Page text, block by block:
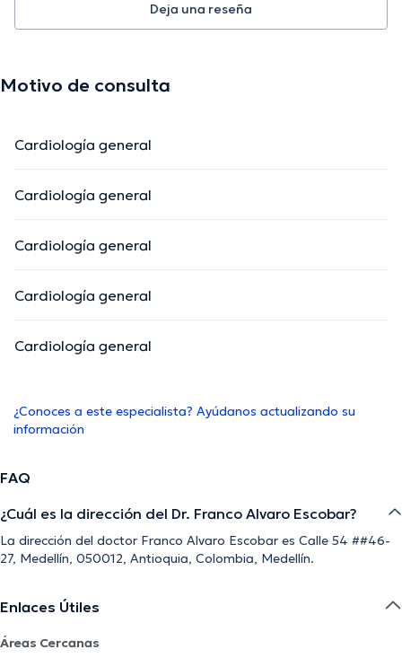
Deja una reseña
Motivo de consulta
Cardiología general
Cardiología general
Cardiología general
Cardiología general
Cardiología general
¿Conoces a este especialista? Ayúdanos actualizando su
información
FAQ
¿Cuál es la dirección del Dr. Franco Alvaro Escobar?
La dirección del doctor Franco Alvaro Escobar es Calle 54 ##46-
27, Medellín, 050012, Antioquia, Colombia, Medellín.
Enlaces Útiles
Áreas Cercanas